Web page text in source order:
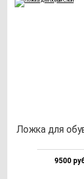
Лож­ка для
9500